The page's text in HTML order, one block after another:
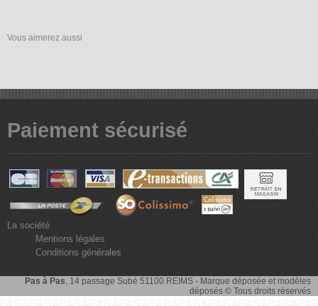
Vous aimerez aussi
Paiement sécurisé
La société
Mentions légales
Conditions générales
Pas à Pas, 14 passage Subé 51100 REIMS - Marque déposée et modèles
déposés © Tous droits réservés